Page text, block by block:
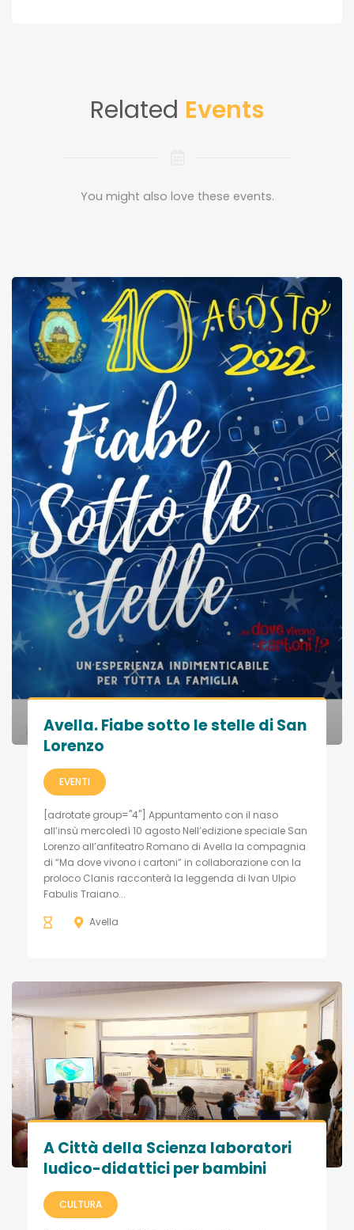
Related Events
You might also love these events.
Avella. Fiabe sotto le stelle di San
Lorenzo
EVENTI
[adrotate group="4"] Appuntamento con il naso
all’insù mercoledì 10 agosto Nell’edizione speciale San
Lorenzo all’anfiteatro Romano di Avella la compagnia
di “Ma dove vivono i cartoni” in collaborazione con la
proloco Clanis racconterà la leggenda di Ivan Ulpio
Fabulis Traiano...
Avella
A Città della Scienza laboratori
ludico-didattici per bambini
CULTURA